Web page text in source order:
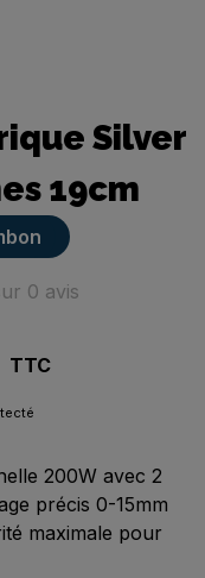
Silver
19cm
0 avis
TTC
200W avec 2
précis 0-15mm
maximale pour